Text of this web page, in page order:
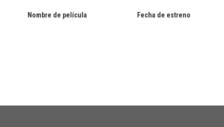
Nombre de película Fecha de estreno